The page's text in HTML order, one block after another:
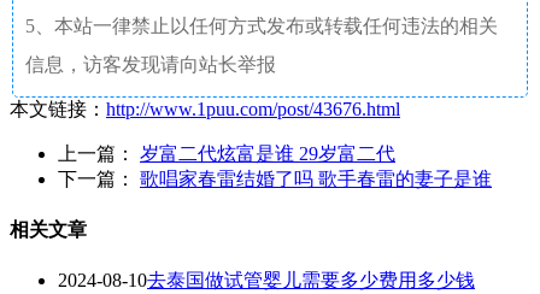
5、本站一律禁止以任何方式发布或转载任何违法的相关
信息，访客发现请向站长举报
本文链接： http://www.1puu.com/post/43676.html
上一篇： 岁富二代炫富是谁 29岁富二代
下一篇： 歌唱家春雷结婚了吗 歌手春雷的妻子是谁
相关文章
2024-08-10去泰国做试管婴儿需要多少费用多少钱